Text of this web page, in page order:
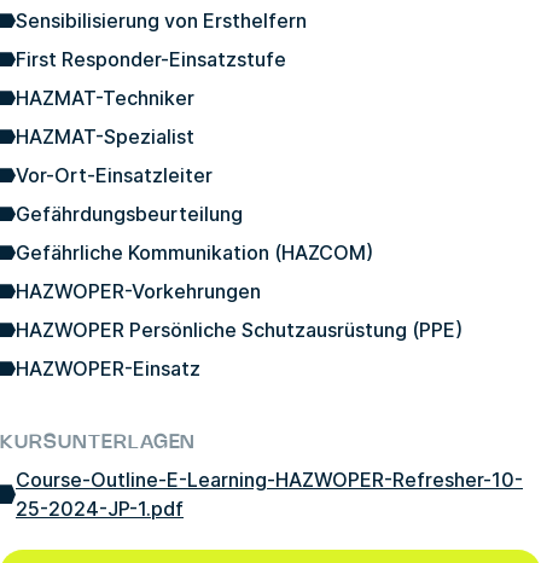
Sensibilisierung von Ersthelfern
First Responder-Einsatzstufe
HAZMAT-Techniker
HAZMAT-Spezialist
Vor-Ort-Einsatzleiter
Gefährdungsbeurteilung
Gefährliche Kommunikation (HAZCOM)
HAZWOPER-Vorkehrungen
HAZWOPER Persönliche Schutzausrüstung (PPE)
HAZWOPER-Einsatz
KURSUNTERLAGEN
Course-Outline-E-Learning-HAZWOPER-Refresher-10-
25-2024-JP-1.pdf